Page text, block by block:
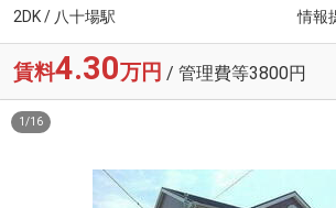
2DK / 八十場駅 情報
賃料4.30万円 / 管理費等3800円
1 /16